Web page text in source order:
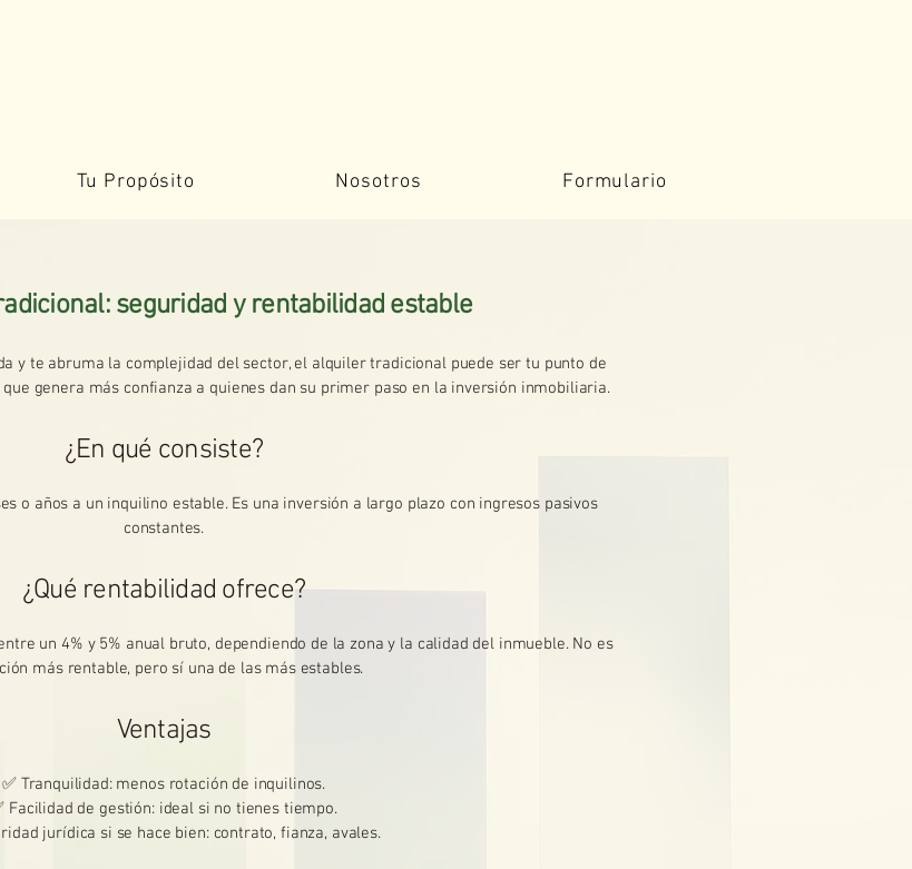
Tu Propósito Nosotros Formulario
seguridad y rentabilidad estable
y te abruma la complejidad del sector, el alquiler tradicional puede ser tu punto de
genera más confianza a quienes dan su primer paso en la inversión inmobiliaria.
¿En qué consiste?
o años a un inquilino estable. Es una inversión a largo plazo con ingresos pasivos
constantes.
¿Qué rentabilidad ofrece?
un 4% y 5% anual bruto, dependiendo de la zona y la calidad del inmueble. No es
más rentable, pero sí una de las más estables.
Ventajas
✅ Tranquilidad: menos rotación de inquilinos.
Facilidad de gestión: ideal si no tienes tiempo.
jurídica si se hace bien: contrato, fianza, avales.